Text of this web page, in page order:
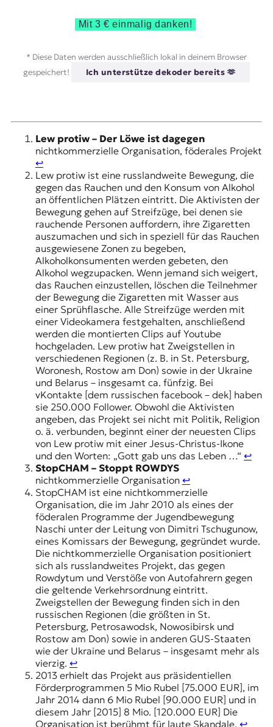
Mit 3 € einmalig danken!
* Diese Daten werden ausschließlich lokal in deinem Browser
gespeichert!
Ich unterstütze dekoder bereits 🫶
Lew protiw – Der Löwe ist dagegen
nichtkommerzielle Organisation, föderales Projekt
↩︎
Lew protiw ist eine russlandweite Bewegung, die
gegen das Rauchen und den Konsum von Alkohol
an öffentlichen Plätzen eintritt. Die Aktivisten der
Bewegung gehen auf Streifzüge, bei denen sie
rauchende Personen auffordern, ihre Zigaretten
auszumachen und sich in speziell für das Rauchen
ausgewiesene Zonen zu begeben,
Alkoholkonsumenten werden gebeten, den
Alkohol wegzupacken. Wenn jemand sich weigert,
das Rauchen einzustellen, löschen die Teilnehmer
der Bewegung die Zigaretten mit Wasser aus
einer Sprühflasche. Alle Streifzüge werden mit
einer Videokamera festgehalten, anschließend
werden die montierten Clips auf Youtube
hochgeladen. Lew protiw hat Zweigstellen in
verschiedenen Regionen (z. B. in St. Petersburg,
Woronesh, Rostow am Don) sowie in der Ukraine
und Belarus – insgesamt ca. fünfzig. Bei
vKontakte [dem russischen facebook – dek] haben
sie 250.000 Follower. Obwohl die Aktivisten
angeben, das Projekt sei nicht mit Politik, Religion
o. ä. verbunden, beginnt einer der neuesten Clips
von Lew protiw mit einer Jesus-Christus-Ikone
und den Worten: „Gott gab uns das Leben …“ ↩︎
StopCHAM – Stoppt ROWDYS
nichtkommerzielle Organisation ↩︎
StopCHAM ist eine nichtkommerzielle
Organisation, die im Jahr 2010 als eines der
föderalen Programme der Jugendbewegung
Naschi unter der Leitung von Dimitri Tschugunow,
eines Komissars der Bewegung, gegründet wurde.
Die nichtkommerzielle Organisation positioniert
sich als russlandweites Projekt, das gegen
Rowdytum und Verstöße von Autofahrern gegen
die geltende Verkehrsordnung eintritt.
Zweigstellen der Bewegung finden sich in den
russischen Regionen (die größten in St.
Petersburg, Petrosawodsk, Nowosibirsk und
Rostow am Don) sowie in anderen GUS-Staaten
wie der Ukraine und Belarus – insgesamt mehr als
vierzig. ↩︎
2013 erhielt das Projekt aus präsidentiellen
Förderprogrammen 5 Mio Rubel [75.000 EUR], im
Jahr 2014 dann 6 Mio Rubel [90.000 EUR] und in
diesem Jahr [2015] 8 Mio. [120.000 EUR] Die
Organisation ist berühmt für laute Skandale. ↩︎